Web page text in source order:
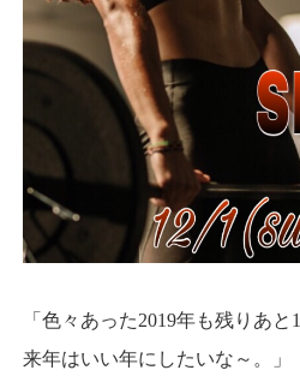
「色々あった2019年も残りあと
来年はいい年にしたいな～。」